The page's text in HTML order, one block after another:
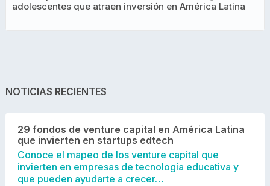
adolescentes que atraen inversión en América Latina
NOTICIAS RECIENTES
29 fondos de venture capital en América Latina
que invierten en startups edtech
Conoce el mapeo de los venture capital que
invierten en empresas de tecnología educativa y
que pueden ayudarte a crecer…